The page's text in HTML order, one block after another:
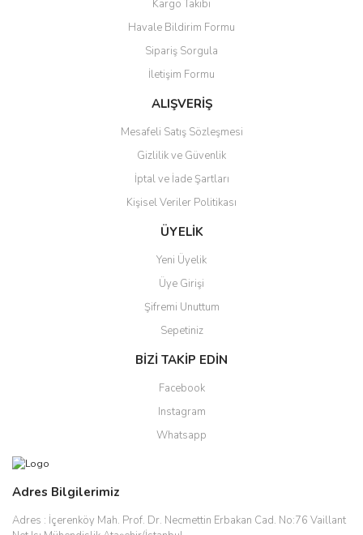
Kargo Takibi
Havale Bildirim Formu
Sipariş Sorgula
İletişim Formu
ALIŞVERİŞ
Mesafeli Satış Sözleşmesi
Gizlilik ve Güvenlik
İptal ve İade Şartları
Kişisel Veriler Politikası
ÜYELİK
Yeni Üyelik
Üye Girişi
Şifremi Unuttum
Sepetiniz
BİZİ TAKİP EDİN
Facebook
Instagram
Whatsapp
Adres Bilgilerimiz
Adres : İçerenköy Mah. Prof. Dr. Necmettin Erbakan Cad. No:76 Vaillant